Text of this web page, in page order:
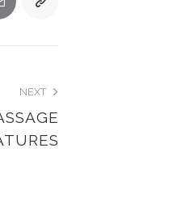
NEXT